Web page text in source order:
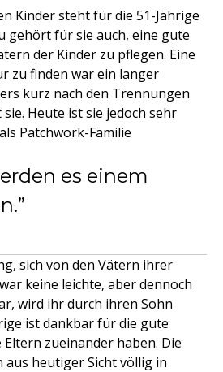
Kinder steht für die 51-Jährige
gehört für sie auch, eine gute
der Kinder zu pflegen. Eine
zu finden war ein langer
kurz nach den Trennungen
Heute ist sie jedoch sehr
Patchwork-Familie
es einem
sich von den Vätern ihrer
keine leichte, aber dennoch
wird ihr durch ihren Sohn
ist dankbar für die gute
zueinander haben. Die
heutiger Sicht völlig in